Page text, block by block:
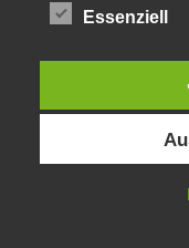
24.
Die
Diese Website
Website stimmst du der
Essenziell